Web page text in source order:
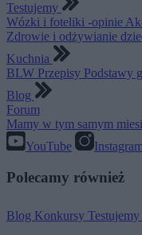
Testujemy
Wózki i foteliki -opinie
Zdrowie i odżywianie
Kuchnia
BLW Przepisy Podstawy
Blog
Forum
Mamy w tym samym
YouTube
Instagram
Polecamy również
Blog Konkursy Testujemy